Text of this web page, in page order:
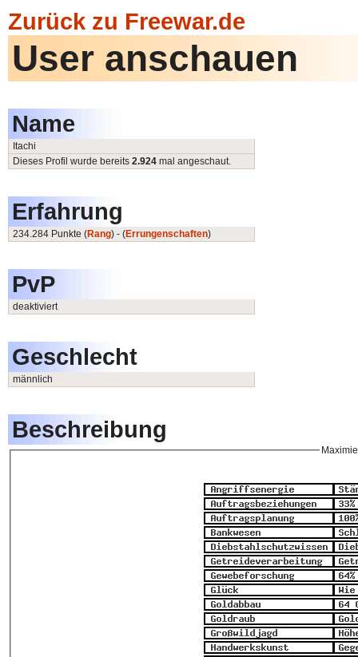
Zurück zu Freewar.de
User anschauen
Name
Itachi
Dieses Profil wurde bereits 2.924 mal angeschaut.
Erfahrung
234.284 Punkte (Rang) - (Errungenschaften)
PvP
deaktiviert
Geschlecht
männlich
Beschreibung